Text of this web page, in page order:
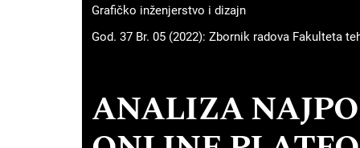
Grafičko inženjerstvo i dizajn
God. 37 Br. 05 (2022): Zbornik radova Fakulteta
ANALIZA